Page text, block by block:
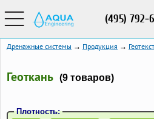
(495) 792-
Дренажные системы → Продукция →
Геоткань (9 товаров)
Плотность: